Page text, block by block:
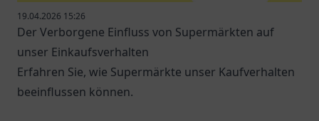
19.04.2026 15:26
Der Verborgene Einfluss von Supermärkten auf
unser Einkaufsverhalten
Erfahren Sie, wie Supermärkte unser Kaufverhalten
beeinflussen können.